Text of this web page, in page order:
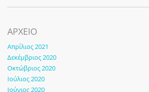
ΑΡΧΕΙΟ
Απρίλιος 2021
Δεκέμβριος 2020
Οκτώβριος 2020
Ιούλιος 2020
Ιούνιος 2020